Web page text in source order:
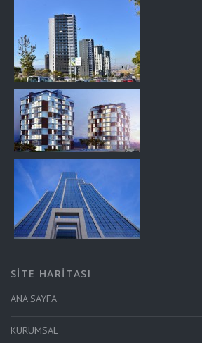
SİTE HARİTASI
ANA SAYFA
KURUMSAL